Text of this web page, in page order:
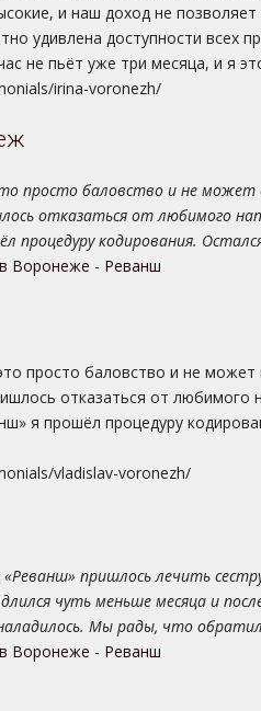
и наш доход не
удивлена доступности
не пьёт уже три месяца, и я
irina-voronezh/
просто баловство и не
отказаться от любимого
процедуру кодирования.
в Воронеже - Реванш
просто баловство и не
отказаться от любимого
я прошёл процедуру
vladislav-voronezh/
«Реванш» пришлось лечить
чуть меньше месяца и
Мы рады, что
в Воронеже - Реванш